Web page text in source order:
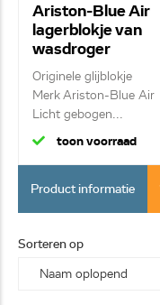
Ariston-Blue Air
lagerblokje van
wasdroger
C00255284
Originele glijblokje
Merk Ariston-Blue Air
Licht gebogen...
toon voorraad
Product informatie
Sorteren op